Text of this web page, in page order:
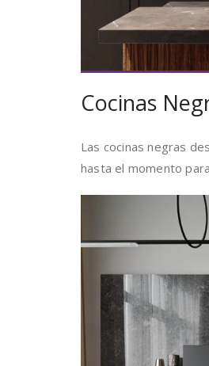
Cocinas
Las cocinas negras
hasta el momento